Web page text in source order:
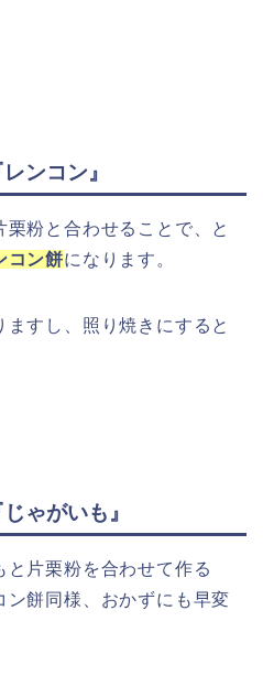
ンコン』
粉と合わせることで、と
コン餅になります。
すし、照り焼きにすると
ゃがいも』
片栗粉を合わせて作る
ン餅同様、おかずにも早変